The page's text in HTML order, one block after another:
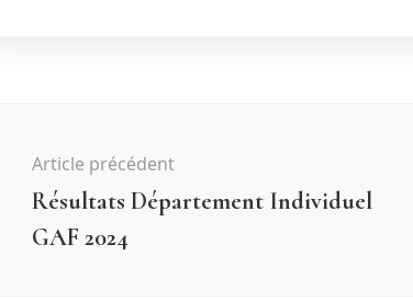
d'article
Article précédent
Résultats Département Individuel
GAF 2024